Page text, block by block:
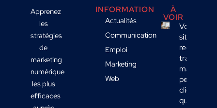
Apprenez
les
stratégies
de
marketing
numérique
les plus
efficaces
INFORMATION
Actualités
Communication
Emploi
Marketing
Web
À
VOIR
Votre
site
reçoit du
trafic
mais
peu de
clients :
quelles